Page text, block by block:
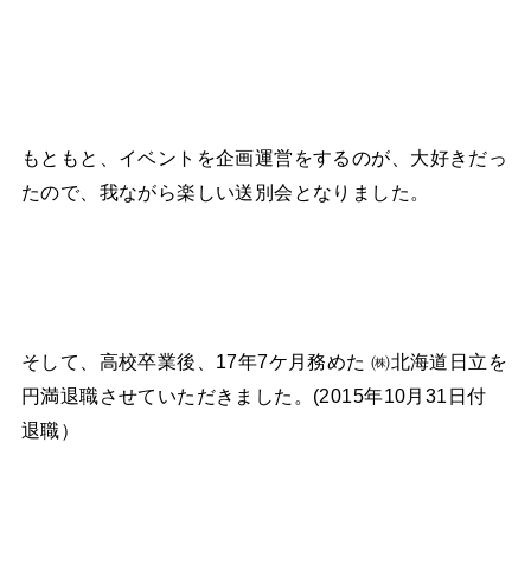
もともと、イベントを企画運営をするのが、大好きだっ
たので、我ながら楽しい送別会となりました。
そして、高校卒業後、17年7ケ月務めた ㈱北海道日立を
円満退職させていただきました。(2015年10月31日付
退職）